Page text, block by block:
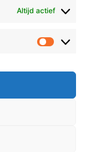
Altijd actief